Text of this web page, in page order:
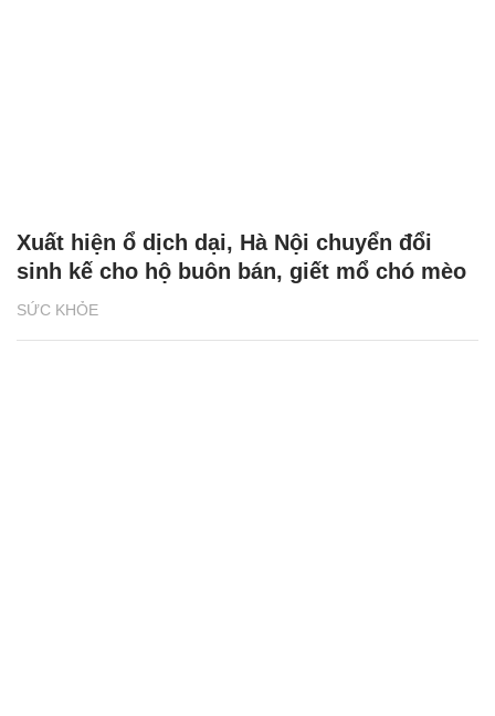
SỨC KHỎE
Xuất hiện ổ dịch dại, Hà Nội chuyển đổi
sinh kế cho hộ buôn bán, giết mổ chó mèo